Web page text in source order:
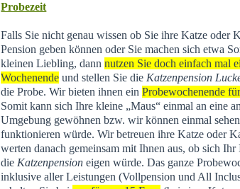
Probezeit
Falls Sie nicht genau wissen ob Sie ihre Katze oder
Pension geben können oder Sie machen sich etwa
kleinen Liebling, dannnutzen Sie doch einfach mal
Wochenende und stellen Sie die Katzenpension
die Probe. Wir bieten ihnen einProbewochenende
Somit kann sich Ihre kleine „Maus“ einmal an eine
Umgebung gewöhnen bzw. wir können einmal
funktionieren würde. Wir betreuen ihre Katze oder
werten danach gemeinsam mit Ihnen aus, ob sich
die Katzenpension eigen würde. Das ganze
inklusive aller Leistungen (Vollpension und All